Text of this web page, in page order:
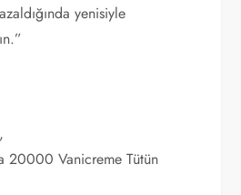
yenisiyle
20000 Vanicreme Tütün